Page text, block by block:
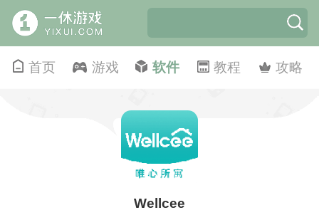
首页 游戏 软件 教程 攻略
Wellcee